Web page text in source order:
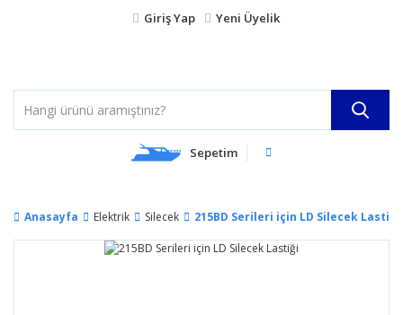
Giriş Yap Yeni Üyelik
Sepetim
Anasayfa Elektrik Silecek 215BD Serileri için LD Silecek Lastiği